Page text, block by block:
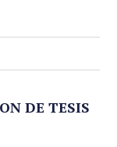
DE TESIS